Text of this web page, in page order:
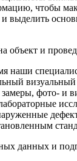
чтобы
и выделить
объект и
наши
визуальный
фото- и
данных и